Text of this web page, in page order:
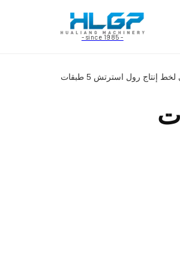
- since 1985 -
إنتاج رول استرتش 5 طبقات